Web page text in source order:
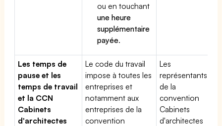
ou en touchant
une heure
supplémentaire
payée.
Les temps de
pause et les
temps de travail
et la CCN
Cabinets
d'architectes
Le code du travail
impose à toutes les
entreprises et
notamment aux
entreprises de la
convention
Les
représentants
de la
convention
Cabinets
d'architectes